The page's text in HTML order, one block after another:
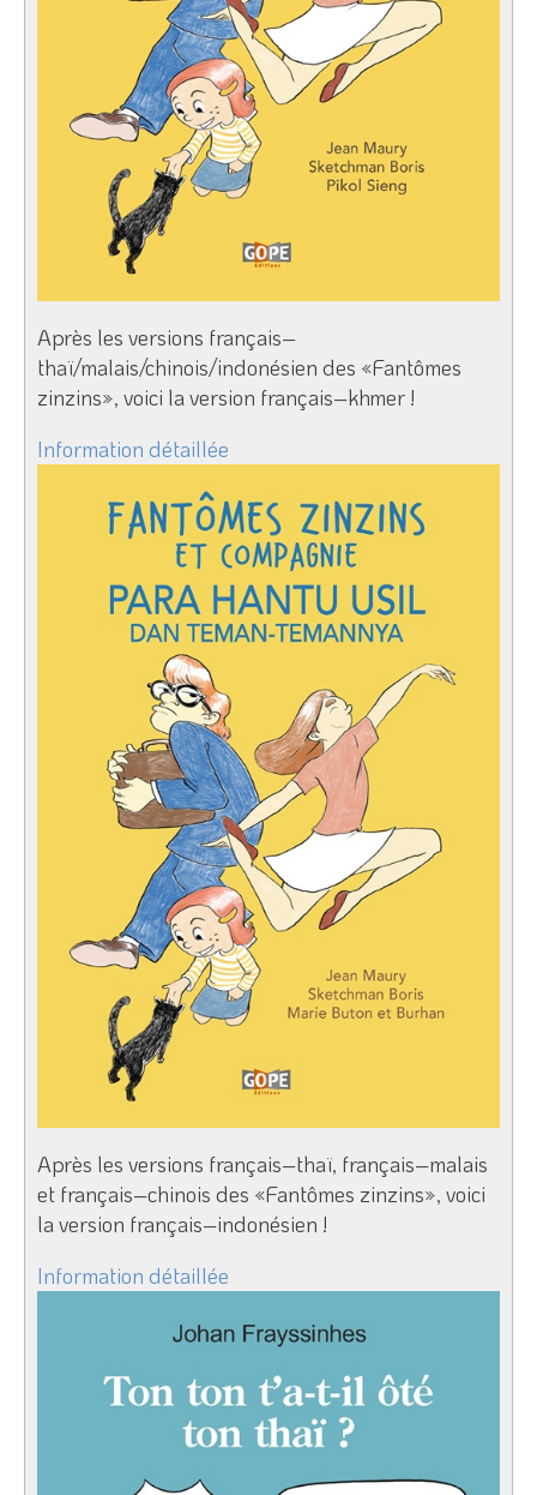
Après les versions français–
thaï/malais/chinois/indonésien des «Fantômes
zinzins», voici la version français–khmer !
Information détaillée
Après les versions français–thaï, français–malais
et français–chinois des «Fantômes zinzins», voici
la version français–indonésien !
Information détaillée